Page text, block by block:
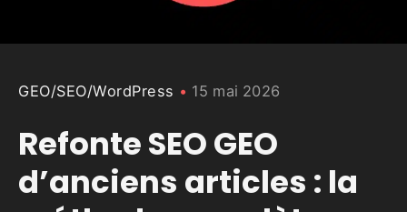
GEO/SEO/WordPress 15 mai 2026
Refonte SEO GEO
d’anciens articles : la